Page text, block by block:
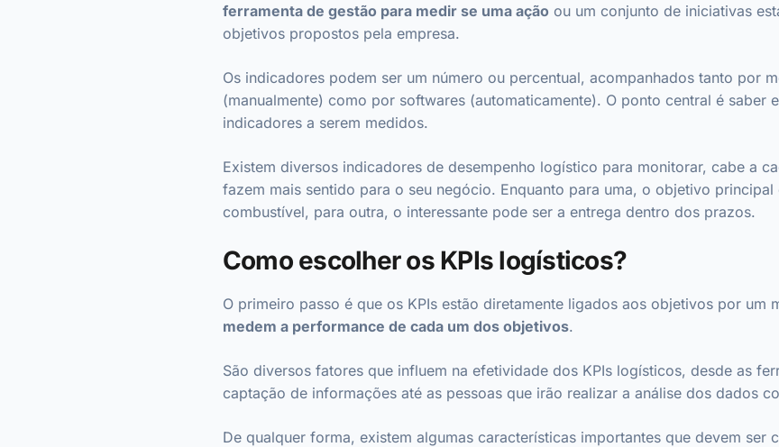
ferramenta de gestão para medir se uma ação ou um conjunto de iniciativas
objetivos propostos pela empresa.
Os indicadores podem ser um número ou percentual, acompanhados tanto por
(manualmente) como por softwares (automaticamente). O ponto central é saber
indicadores a serem medidos.
Existem diversos indicadores de desempenho logístico para monitorar, cabe a
fazem mais sentido para o seu negócio. Enquanto para uma, o objetivo
combustível, para outra, o interessante pode ser a entrega dentro dos prazos.
Como escolher os KPIs logísticos?
O primeiro passo é que os KPIs estão diretamente ligados aos objetivos por um
medem a performance de cada um dos objetivos.
São diversos fatores que influem na efetividade dos KPIs logísticos, desde as
captação de informações até as pessoas que irão realizar a análise dos dados
De qualquer forma, existem algumas características importantes que devem ser